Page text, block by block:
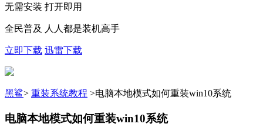
无需安装 打开即用
全民普及 人人都是装机高手
立即下载 迅雷下载
黑鲨> 重装系统教程 >电脑本地模式如何重装win10系统
电脑本地模式如何重装win10系统